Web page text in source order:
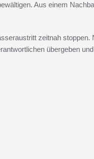
Aus einem
zeitnah stoppen.
übergeben